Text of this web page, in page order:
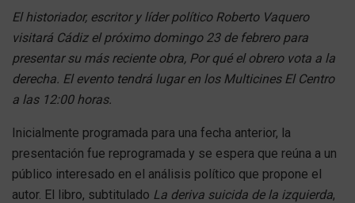
El historiador, escritor y líder político Roberto Vaquero
visitará Cádiz el próximo domingo 23 de febrero para
presentar su más reciente obra, Por qué el obrero vota a la
derecha. El evento tendrá lugar en los Multicines El Centro
a las 12:00 horas.
Inicialmente programada para una fecha anterior, la
presentación fue reprogramada y se espera que reúna a un
público interesado en el análisis político que propone el
autor. El libro, subtitulado La deriva suicida de la izquierda,